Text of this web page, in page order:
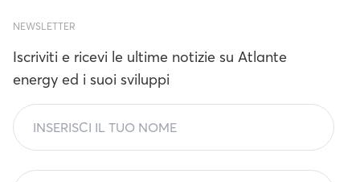
NEWSLETTER
Iscriviti e ricevi le ultime notizie su Atlante
energy ed i suoi sviluppi